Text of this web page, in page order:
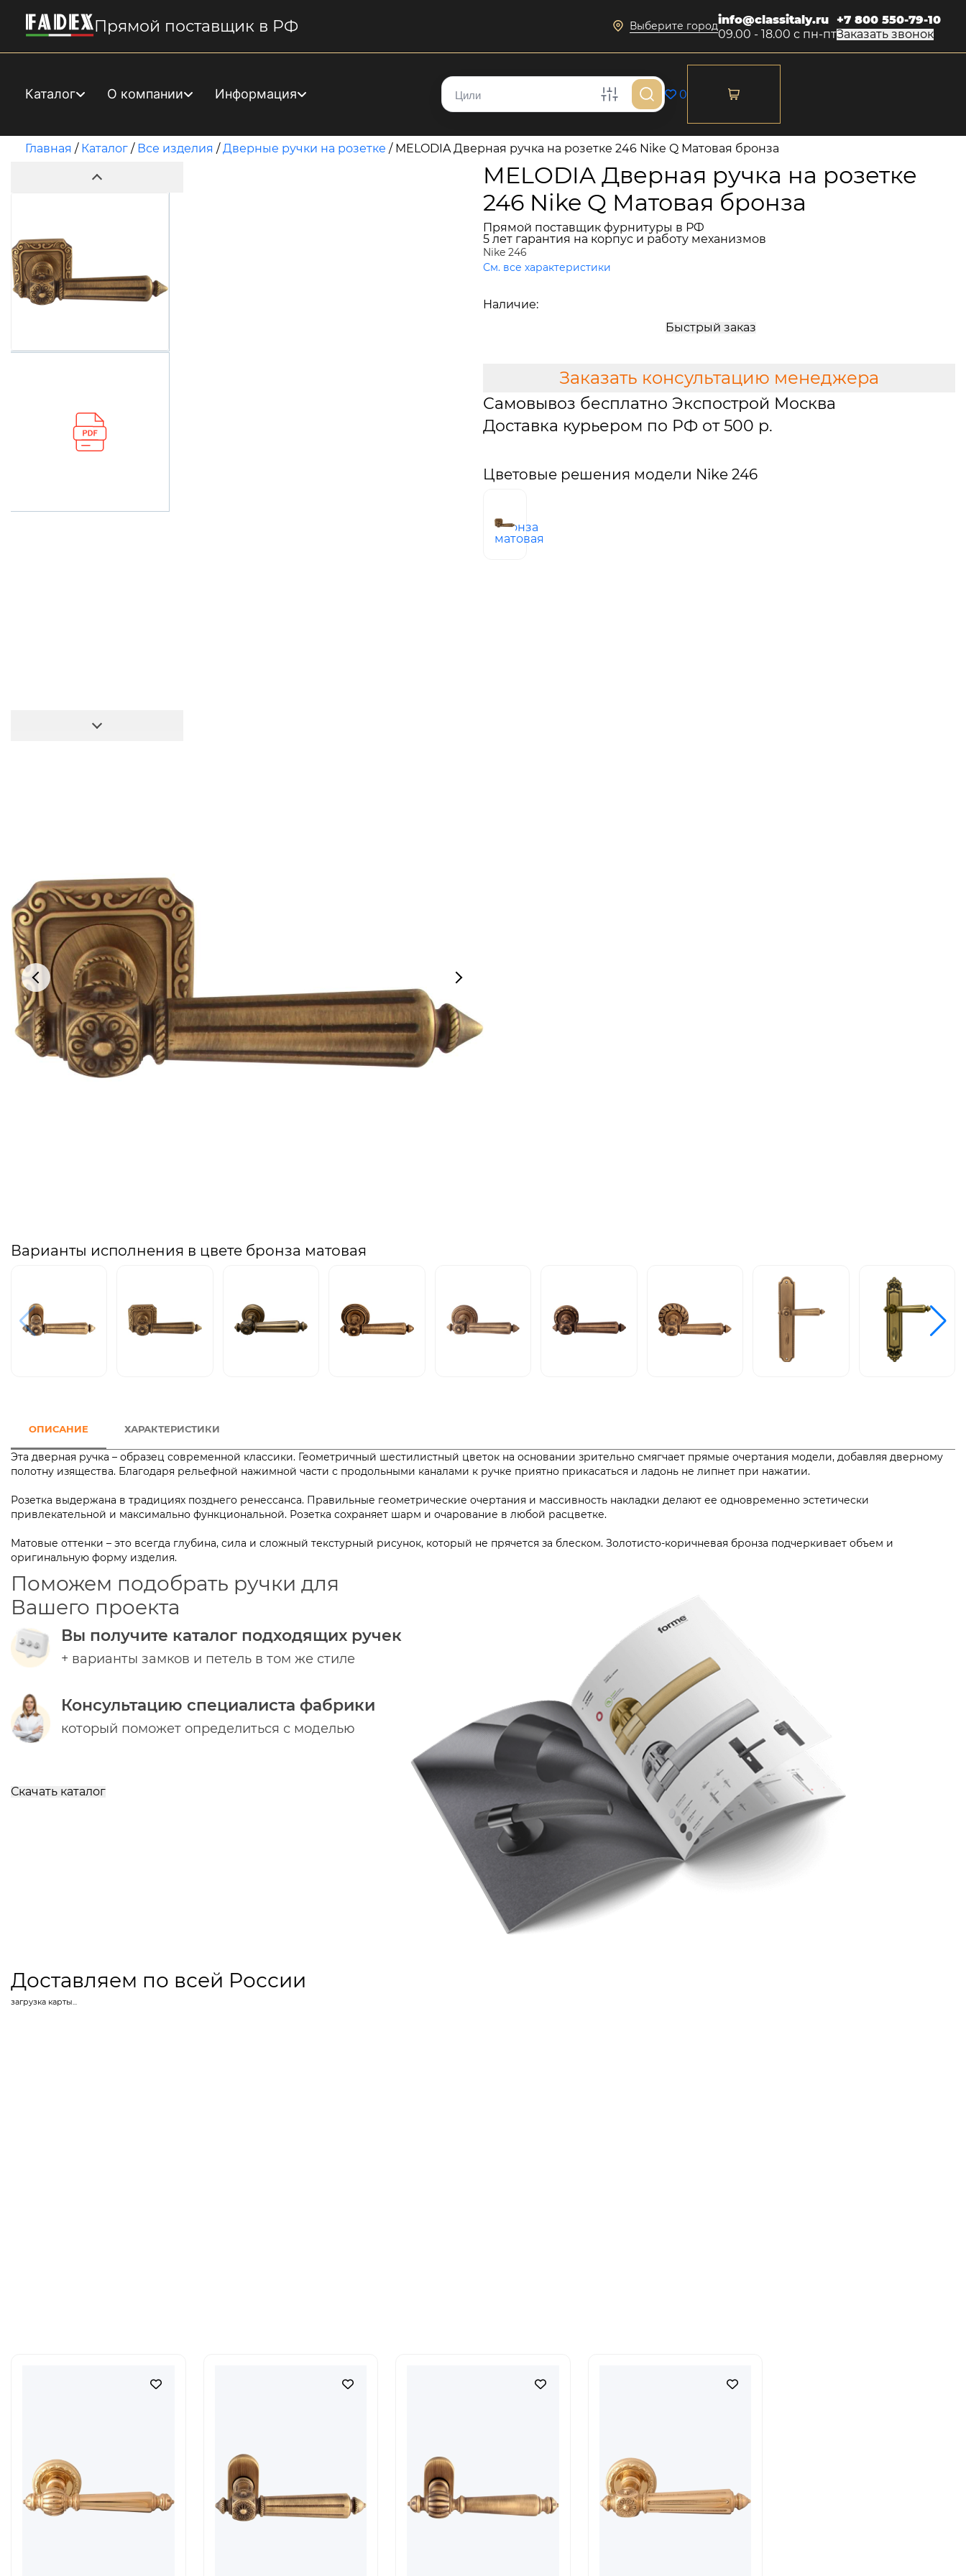
Прямой поставщик в РФ Выберите городinfo@classitaly.ru
09.00 - 18.00 с пн-пт
+7 800 550-79-10
Заказать звонок
Каталог О компании Информация 0
Главная / Каталог / Все изделия /Дверные ручки на розетке / MELODIA Дверная ручка на розетке 246 Nike Q Матовая бронза
MELODIA Дверная ручка на розетке
246 Nike Q Матовая бронза
Прямой поставщик фурнитуры в РФ
5 лет гарантия на корпус и работу механизмов
Nike 246
См. все характеристики
Наличие:
Быстрый заказ
Заказать консультацию менеджера
Самовывоз бесплатно Экспострой Москва
Доставка курьером по РФ от 500 р.
Цветовые решения модели Nike 246
бронза
матовая
Варианты исполнения в цвете бронза матовая
ОПИСАНИЕ ХАРАКТЕРИСТИКИ
Эта дверная ручка – образец современной классики. Геометричный шестилистный цветок на основании зрительно смягчает прямые очертания модели, добавляя дверному
полотну изящества. Благодаря рельефной нажимной части с продольными каналами к ручке приятно прикасаться и ладонь не липнет при нажатии.
Розетка выдержана в традициях позднего ренессанса. Правильные геометрические очертания и массивность накладки делают ее одновременно эстетически
привлекательной и максимально функциональной. Розетка сохраняет шарм и очарование в любой расцветке.
Матовые оттенки – это всегда глубина, сила и сложный текстурный рисунок, который не прячется за блеском. Золотисто-коричневая бронза подчеркивает объем и
оригинальную форму изделия.
Поможем подобрать ручки для
Вашего проекта
Вы получите каталог подходящих ручек
+ варианты замков и петель в том же стиле
Консультацию специалиста фабрики
который поможет определиться с моделью
Скачать каталог
Доставляем по всей России
загрузка карты...